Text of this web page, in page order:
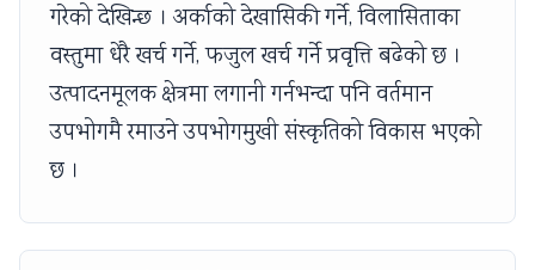
गरेको देखिन्छ । अर्काको देखासिकी गर्ने, विलासिताका
वस्तुमा धेरै खर्च गर्ने, फजुल खर्च गर्ने प्रवृत्ति बढेको छ ।
उत्पादनमूलक क्षेत्रमा लगानी गर्नभन्दा पनि वर्तमान
उपभोगमै रमाउने उपभोगमुखी संस्कृतिको विकास भएको
छ ।